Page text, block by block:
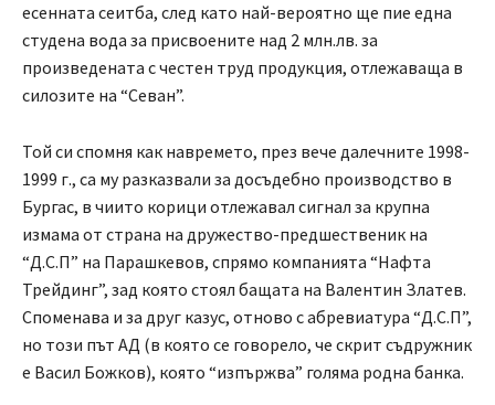
есенната сеитба, след като най-вероятно ще пие една
студена вода за присвоените над 2 млн.лв. за
произведената с честен труд продукция, отлежаваща в
силозите на “Севан”.
Той си спомня как навремето, през вече далечните 1998-
1999 г., са му разказвали за досъдебно производство в
Бургас, в чиито корици отлежавал сигнал за крупна
измама от страна на дружество-предшественик на
“Д.С.П” на Парашкевов, спрямо компанията “Нафта
Трейдинг”, зад която стоял бащата на Валентин Златев.
Споменава и за друг казус, отново с абревиатура “Д.С.П”,
но този път АД (в която се говорело, че скрит съдружник
е Васил Божков), която “изпържва” голяма родна банка.